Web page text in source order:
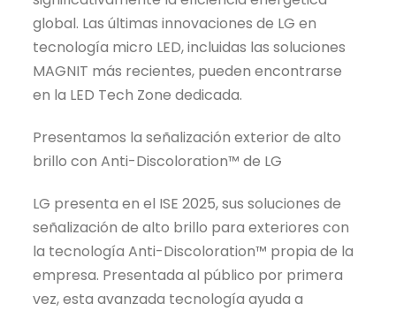
global. Las últimas innovaciones de LG en
tecnología micro LED, incluidas las soluciones
MAGNIT más recientes, pueden encontrarse
en la LED Tech Zone dedicada.
Presentamos la señalización exterior de alto
brillo con Anti-Discoloration™ de LG
LG presenta en el ISE 2025, sus soluciones de
señalización de alto brillo para exteriores con
la tecnología Anti-Discoloration™ propia de la
empresa. Presentada al público por primera
vez, esta avanzada tecnología ayuda a